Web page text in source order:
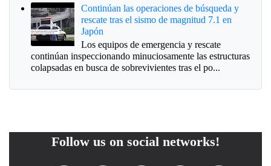
Continúan las operaciones de búsqueda y
rescate tras el sismo de magnitud 7.1 en
Japón
Los equipos de emergencia y rescate
continúan inspeccionando minuciosamente las estructuras
colapsadas en busca de sobrevivientes tras el po...
Follow us on social networks!